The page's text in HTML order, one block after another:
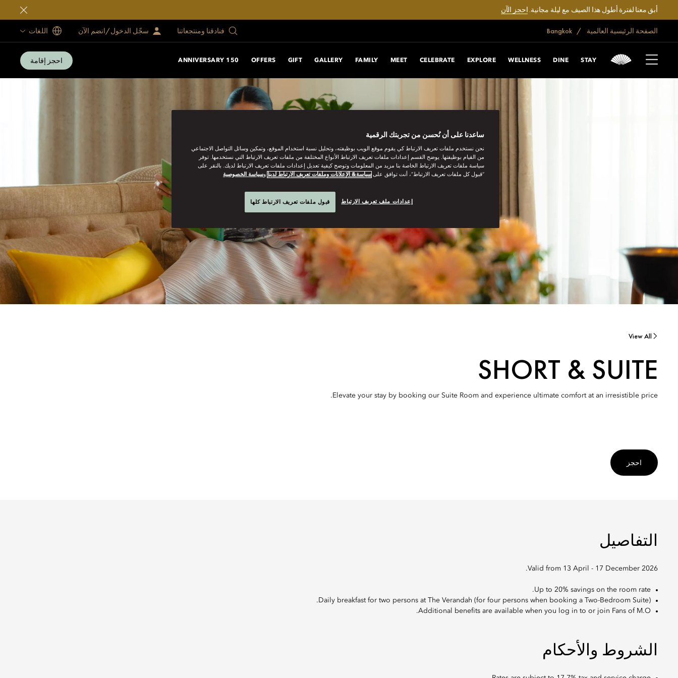
أبق معنا لفترة أطول هذا الصيف مع ليلة مجانية.احجز الآن
الصفحة الرئيسية العالمية فنادقنا ومنتجعاتنا سجّل الدخول/انضم الآن اللغات
STAY
DINE
WELLNESS
EXPLORE
CELEBRATE
MEET
FAMILY
GALLERY
GIFT
OFFERS
150 ANNIVERSARY احجز إقامة
View All
SHORT & SUITE
Elevate your stay by booking our Suite Room and experience ultimate comfort at an irresistible price.
احجز
التفاصيل
Valid from 13 April - 17 December 2026.
Up to 20% savings on the room rate.
Daily breakfast for two persons at The Verandah (for four persons when booking a Two-Bedroom Suite).
Additional benefits are available when you log in to or join Fans of M.O.
الشروط والأحكام
ساعدنا على أن نُحسن من تجربتك الرقمية
نحن نستخدم ملفات تعريف الارتباط كي يقوم موقع الويب بوظيفته، وتحليل نسبة استخدام الموقع، وتمكين وسائل التواصل الاجتماعي
من القيام بوظيفتها. يوضح القسم إعدادات ملفات تعريف الارتباط الأنواع المختلفة من ملفات تعريف الارتباط التي نستخدمها. توفر
سياسة ملفات تعريف الارتباط الخاصة بنا مزيد من المعلومات وتوضح كيفية تعديل إعدادات ملفات تعريف الارتباط لديك. بالنقر على
“قبول كل ملفات تعريف الارتباط”، أنت توافق على سياسة& الإعلانات وملفات تعريف الارتباط لدينا وسياسة الخصوصية
إعدادات ملف تعريف الارتباط قبول ملفات تعريف الارتباط كلها